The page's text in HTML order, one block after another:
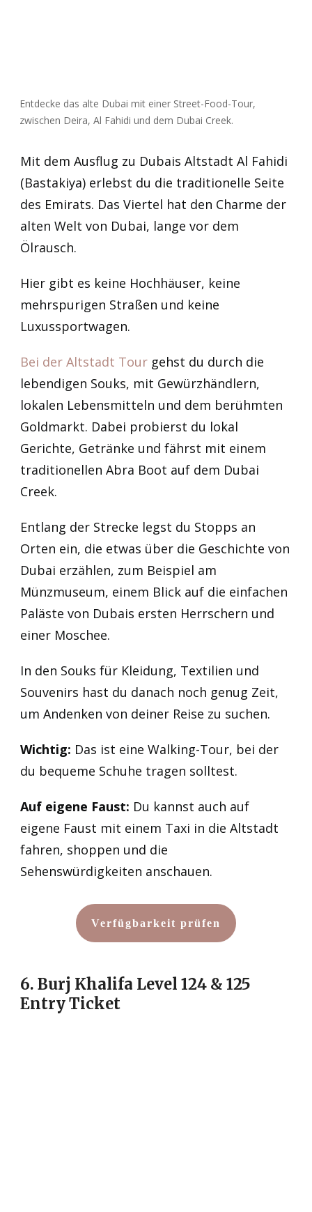
Entdecke das alte Dubai mit einer Street-Food-Tour,
zwischen Deira, Al Fahidi und dem Dubai Creek.
Mit dem Ausflug zu Dubais Altstadt Al Fahidi
(Bastakiya) erlebst du die traditionelle Seite
des Emirats. Das Viertel hat den Charme der
alten Welt von Dubai, lange vor dem
Ölrausch.
Hier gibt es keine Hochhäuser, keine
mehrspurigen Straßen und keine
Luxussportwagen.
Bei der Altstadt Tour gehst du durch die
lebendigen Souks, mit Gewürzhändlern,
lokalen Lebensmitteln und dem berühmten
Goldmarkt. Dabei probierst du lokal
Gerichte, Getränke und fährst mit einem
traditionellen Abra Boot auf dem Dubai
Creek.
Entlang der Strecke legst du Stopps an
Orten ein, die etwas über die Geschichte von
Dubai erzählen, zum Beispiel am
Münzmuseum, einem Blick auf die einfachen
Paläste von Dubais ersten Herrschern und
einer Moschee.
In den Souks für Kleidung, Textilien und
Souvenirs hast du danach noch genug Zeit,
um Andenken von deiner Reise zu suchen.
Wichtig: Das ist eine Walking-Tour, bei der
du bequeme Schuhe tragen solltest.
Auf eigene Faust: Du kannst auch auf
eigene Faust mit einem Taxi in die Altstadt
fahren, shoppen und die
Sehenswürdigkeiten anschauen.
Verfügbarkeit prüfen
6. Burj Khalifa Level 124 & 125
Entry Ticket